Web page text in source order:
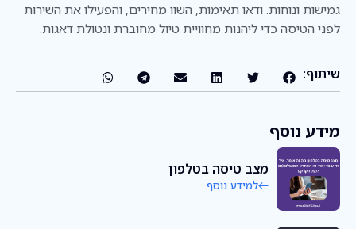
גמישות ונוחות. ודאו תאימות, השוו מחירים, והפעילו את השירות
לפני הטיסה כדי ליהנות מחוויית טיול מחוברת ונטולת דאגות.
שיתוף:
מידע נוסף
מצב טיסה בטלפון
למידע נוסף